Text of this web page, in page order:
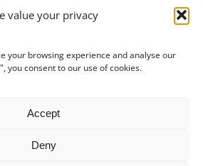
value your privacy
your browsing experience and analyse our
you consent to our use of cookies.
Accept
Deny
2026 | penerjemahjakarta.com
Corporate Policy Update